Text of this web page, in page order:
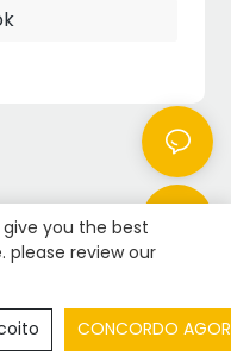
Co., Ltd.|Mapa do
you the best
please review our
CONCORDO